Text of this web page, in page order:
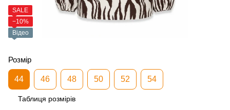
SALE
−10%
Відео
Розмір
44 46 48 50 52 54
Таблиця розмірів